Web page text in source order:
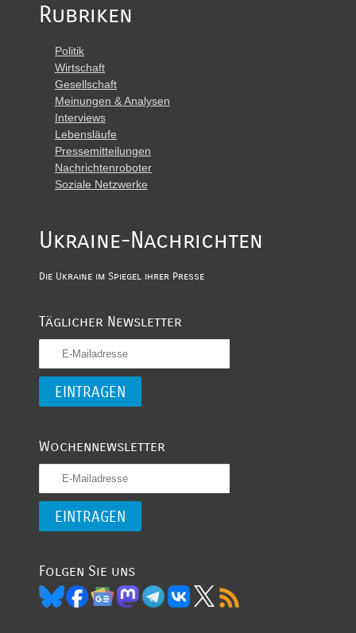
Rubriken
Politik
Wirtschaft
Gesellschaft
Meinungen & Analysen
Interviews
Lebensläufe
Pressemitteilungen
Nachrichtenroboter
Soziale Netzwerke
Ukraine-Nachrichten
Die Ukraine im Spiegel ihrer Presse
Täglicher Newsletter
Wochennewsletter
Folgen Sie uns